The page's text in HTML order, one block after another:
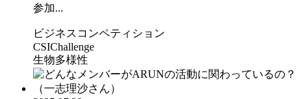
参加...
ビジネスコンペティション
CSIChallenge
生物多様性